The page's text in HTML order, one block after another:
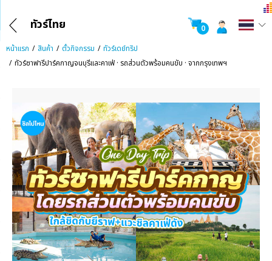
ทัวร์ไทย
0
หน้าแรก
สินค้า ตั๋วกิจกรรม
ทัวร์เดย์ทริป
ทัวร์ซาฟารีปาร์คกาญจนบุรีและคาเฟ่ · รถส่วนตัวพร้อมคนขับ · จากกรุงเทพฯ